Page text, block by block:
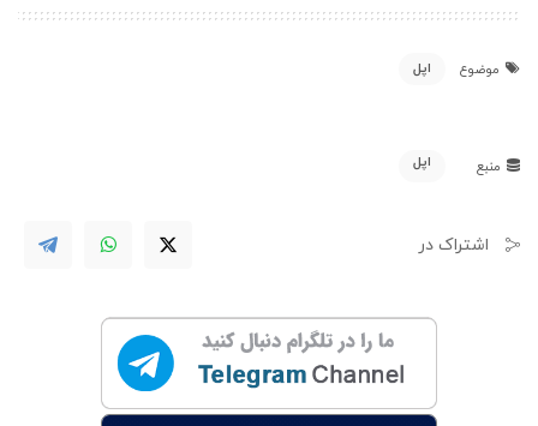
موضوع اپل
منبع اپل
اشتراک در